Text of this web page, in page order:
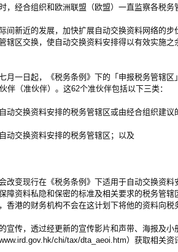
，经合组织和欧洲联盟（欧盟）一直监察各税务
新近的发展，加快扩展自动交换资料网络的步
辖区交换，使自动交换资料安排得以有效实施
一日起，《税务条例》下的「申报税务管辖区
伴（准伙伴）。这62个准伙伴包括以下三类：
动交换资料安排的税务管辖区或由经合组织建议
动交换资料安排的税务管辖区；以及
变现行在《税务条例》下适用于自动交换资料
障资料私隐和保密的标准及相关要求的税务管辖
港的财务机构不会在这计划下将他的资料向税
传，透过经更新的宣传影片和声带、海报及小
chi/tax/dta_aeoi.htm）获取相关资